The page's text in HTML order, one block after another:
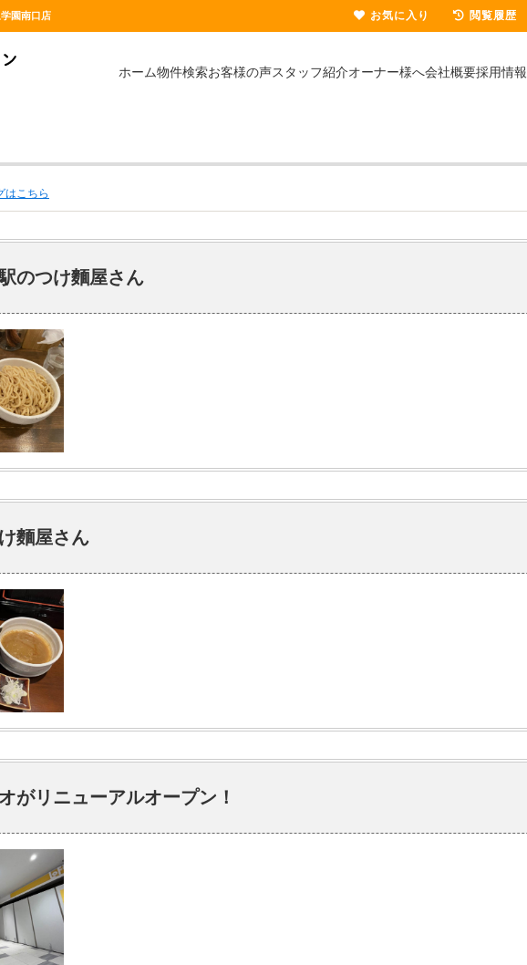
園南口店
ホーム物件検索お客様の声スタッフ紹介オーナー様へ会社概要採用情報
はこちら
のつけ麵屋さん
麵屋さん
がリニューアルオープン！
お気に入り 閲覧履歴